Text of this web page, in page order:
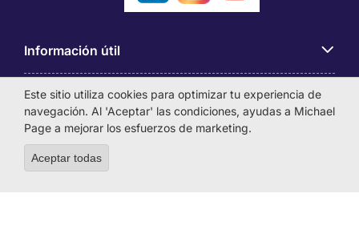
Información útil
Búsqueda de empleo
Empresas
Este sitio utiliza cookies para optimizar tu experiencia de
navegación. Al 'Aceptar' las condiciones, ayudas a Michael
Page a mejorar los esfuerzos de marketing.
Aceptar todas